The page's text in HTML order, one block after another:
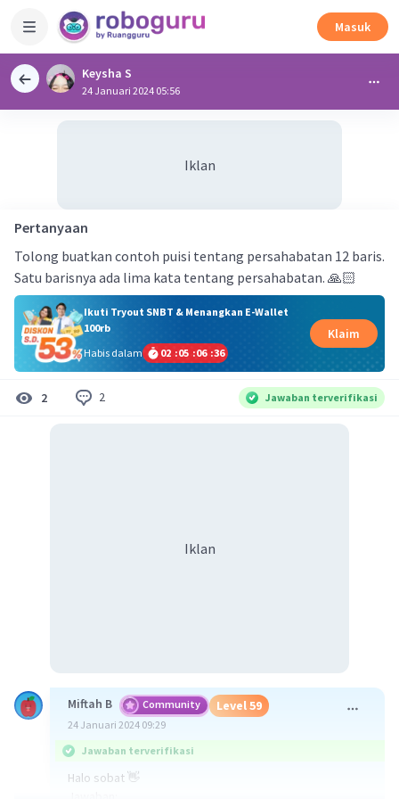
Masuk
Keysha S
24 Januari 2024 05:56
Iklan
Pertanyaan
Tolong buatkan contoh puisi tentang persahabatan 12 baris.
Satu barisnya ada lima kata tentang persahabatan. 🙏🏻
Ikuti Tryout SNBT & Menangkan E-Wallet
100rb
Habis dalam
02 :05 :06 :36
Klaim
2 2 Jawaban terverifikasi
Iklan
Miftah B Community Level 59
24 Januari 2024 09:29
Jawaban terverifikasi
Halo sobat 👋